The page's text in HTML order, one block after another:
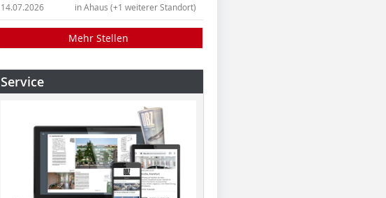
in Ahaus (+1 weiterer Standort)
14.07.2026
Mehr Stellen
Service